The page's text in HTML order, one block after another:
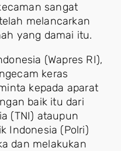
sangat
melancarkan
yang damai itu.
(Wapres RI),
keras
kepada aparat
baik itu dari
(TNI) ataupun
Indonesia (Polri)
dan melakukan